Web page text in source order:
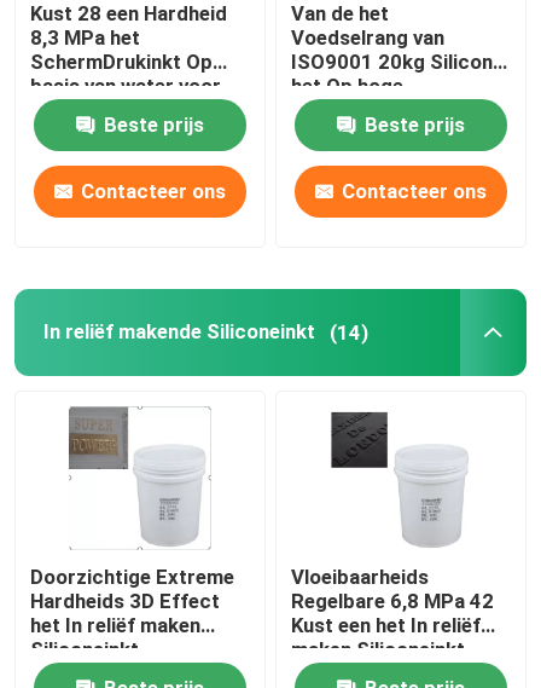
Over ons
Producten
Silicone Rubberinkt
Het Siliconeinkt van de het schermdruk
Kust 28 een Hardheid
8,3 MPa het
SchermDrukinkt Op
basis van water voor
Elastische Singelband
Beste prijs
Contacteer ons
Van de het
Voedselrang van
ISO9001 20kg Silicone
het Op hoge
temperatuur voor
Kleurendeklaag
Beste prijs
Contacteer ons
In reliëf makende Siliconeinkt (14)
Doorzichtige Extreme
Hardheids 3D Effect
het In reliëf maken
Siliconeinkt
Vloeibaarheids
Regelbare 6,8 MPa 42
Kust een het In reliëf
maken Siliconeinkt
voor Stof